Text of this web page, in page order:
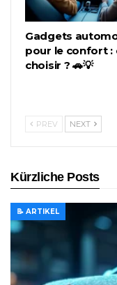
Gadgets
pour le confort :
choisir ? 🚗💡
PREV NEXT
Kürzliche Posts
📝 ARTIKEL